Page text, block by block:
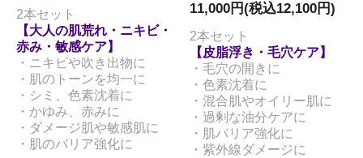
2本セット
【大人の肌荒れ・ニキビ・
赤み・敏感ケア】
・ニキビや吹き出物に
・肌のトーンを均一に
・シミ、色素沈着に
・かゆみ、赤みに
・ダメージ肌や敏感肌に
・肌のバリア強化に
11,000円(税込12,100円)
2本セット
【皮脂浮き・毛穴ケア】
・毛穴の開きに
・色素沈着に
・混合肌やオイリー肌に
・過剰な油分ケアに
・肌バリア強化に
・紫外線ダメージに